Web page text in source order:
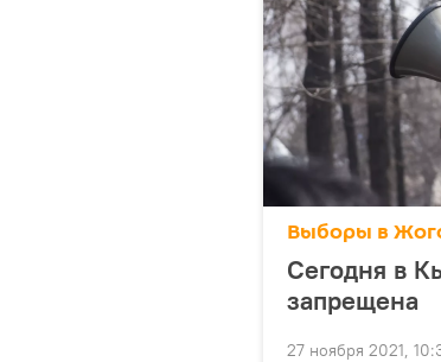
Выборы в
Сегодня в
запрещена
27 ноября 2021,